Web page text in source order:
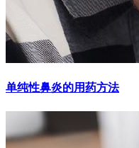
单纯性鼻炎的用药方法